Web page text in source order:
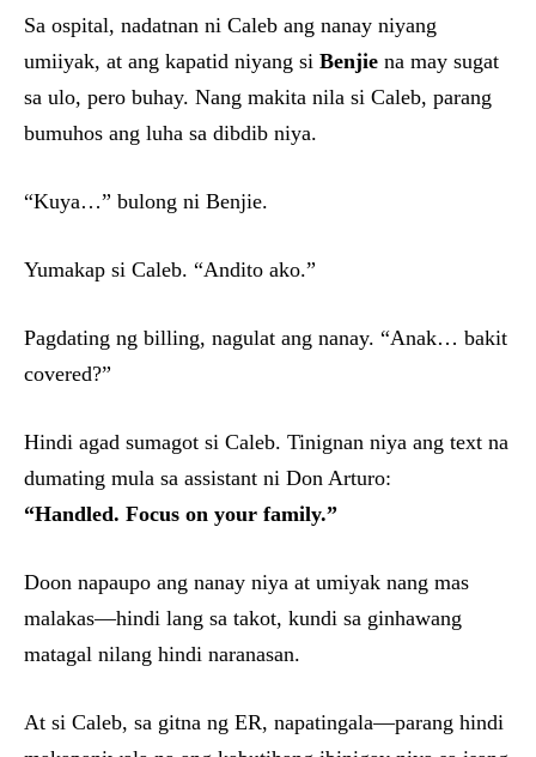
Sa ospital, nadatnan ni Caleb ang nanay niyang
umiiyak, at ang kapatid niyang si Benjie na may sugat
sa ulo, pero buhay. Nang makita nila si Caleb, parang
bumuhos ang luha sa dibdib niya.
“Kuya…” bulong ni Benjie.
Yumakap si Caleb. “Andito ako.”
Pagdating ng billing, nagulat ang nanay. “Anak… bakit
covered?”
Hindi agad sumagot si Caleb. Tinignan niya ang text na
dumating mula sa assistant ni Don Arturo:
“Handled. Focus on your family.”
Doon napaupo ang nanay niya at umiyak nang mas
malakas—hindi lang sa takot, kundi sa ginhawang
matagal nilang hindi naranasan.
At si Caleb, sa gitna ng ER, napatingala—parang hindi